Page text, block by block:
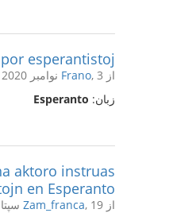
esperantistoj
از Frano, 3 نوامبر 2020
زبان: Esperanto
aktoro instruas
en Esperanto!
از Zam_franca, 19 سپتامبر 2020